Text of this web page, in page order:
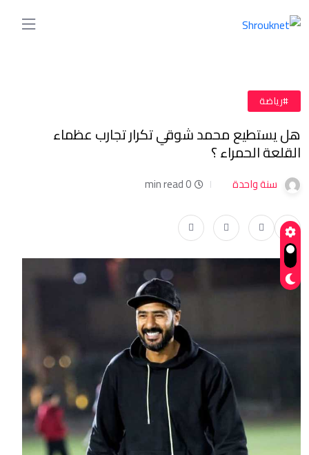
#رياضة
هل يستطيع محمد شوقي تكرار تجارب عظماء
القلعة الحمراء ؟
سنة واحدة 0 min read